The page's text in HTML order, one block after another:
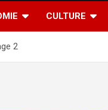
CULTURE
2